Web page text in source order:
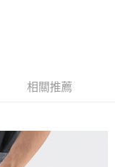
相關推薦